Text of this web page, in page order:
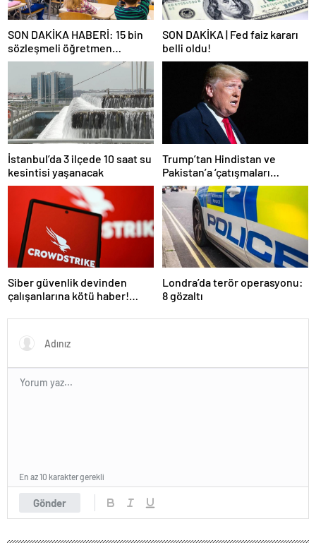
SON DAKİKA HABERİ: 15 bin
sözleşmeli öğretmen
atamasında sözlü sınava hak
kazanan adaylar açıklandı
SON DAKİKA | Fed faiz kararı
belli oldu!
İstanbul’da 3 ilçede 10 saat su
kesintisi yaşanacak
Trump’tan Hindistan ve
Pakistan’a ‘çatışmaları
durdurun’ çağrısı
Siber güvenlik devinden
çalışanlarına kötü haber!
Londra’da terör operasyonu:
8 gözaltı
Gönder
En az 10 karakter gerekli